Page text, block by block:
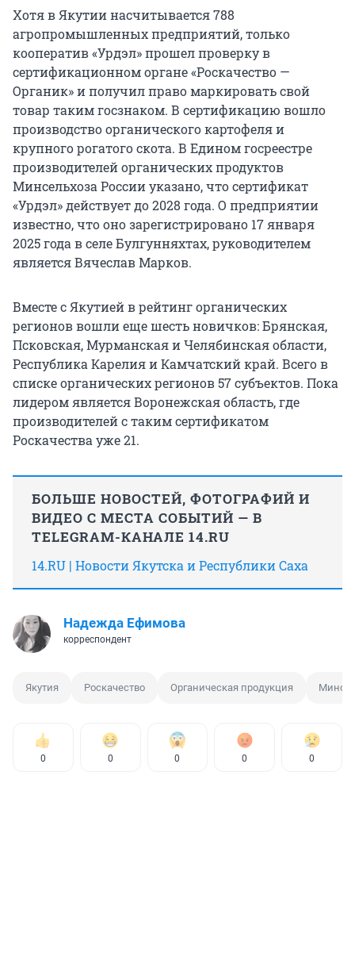
Хотя в Якутии насчитывается 788
агропромышленных предприятий, только
кооператив «Урдэл» прошел проверку в
сертификационном органе «Роскачество —
Органик» и получил право маркировать свой
товар таким госзнаком. В сертификацию вошло
производство органического картофеля и
крупного рогатого скота. В Едином госреестре
производителей органических продуктов
Минсельхоза России указано, что сертификат
«Урдэл» действует до 2028 года. О предприятии
известно, что оно зарегистрировано 17 января
2025 года в селе Булгунняхтах, руководителем
является Вячеслав Марков.
Вместе с Якутией в рейтинг органических
регионов вошли еще шесть новичков: Брянская,
Псковская, Мурманская и Челябинская области,
Республика Карелия и Камчатский край. Всего в
списке органических регионов 57 субъектов. Пока
лидером является Воронежская область, где
производителей с таким сертификатом
Роскачества уже 21.
БОЛЬШЕ НОВОСТЕЙ, ФОТОГРАФИЙ И
ВИДЕО С МЕСТА СОБЫТИЙ — В
TELEGRAM-КАНАЛЕ 14.RU
14.RU | Новости Якутска и Республики Саха
Надежда Ефимова
корреспондент
Якутия Роскачество Органическая продукция
0 0 0 0 0